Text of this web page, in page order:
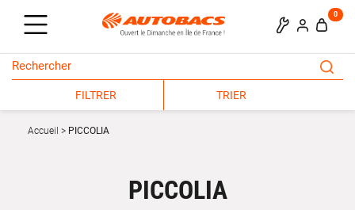
0
FILTRER TRIER
Accueil PICCOLIA
PICCOLIA